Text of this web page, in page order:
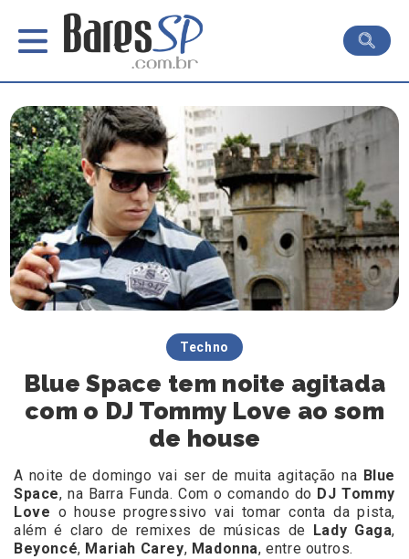
Techno
Blue Space tem noite agitada
com o DJ Tommy Love ao som
de house
A noite de domingo vai ser de muita agitação na Blue
Space, na Barra Funda. Com o comando do DJ Tommy
Love o house progressivo vai tomar conta da pista,
além é claro de remixes de músicas de
Lady Gaga,
Beyoncé, Mariah Carey, Madonna, entre outros.